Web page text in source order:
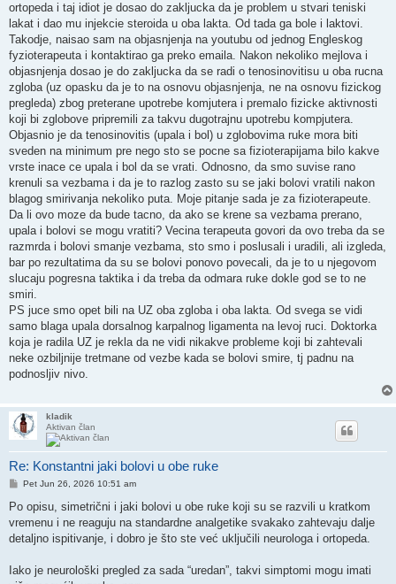
ortopeda i taj idiot je dosao do zakljucka da je problem u stvari teniski
lakat i dao mu injekcie steroida u oba lakta. Od tada ga bole i laktovi.
Takodje, naisao sam na objasnjenja na youtubu od jednog Engleskog
fyzioterapeuta i kontaktirao ga preko emaila. Nakon nekoliko mejlova i
objasnjenja dosao je do zakljucka da se radi o tenosinovitisu u oba rucna
zgloba (uz opasku da je to na osnovu objasnjenja, ne na osnovu fizickog
pregleda) zbog preterane upotrebe komjutera i premalo fizicke aktivnosti
koji bi zglobove pripremili za takvu dugotrajnu upotrebu kompjutera.
Objasnio je da tenosinovitis (upala i bol) u zglobovima ruke mora biti
sveden na minimum pre nego sto se pocne sa fizioterapijama bilo kakve
vrste inace ce upala i bol da se vrati. Odnosno, da smo suvise rano
krenuli sa vezbama i da je to razlog zasto su se jaki bolovi vratili nakon
blagog smirivanja nekoliko puta. Moje pitanje sada je za fizioterapeute.
Da li ovo moze da bude tacno, da ako se krene sa vezbama prerano,
upala i bolovi se mogu vratiti? Vecina terapeuta govori da ovo treba da se
razmrda i bolovi smanje vezbama, sto smo i poslusali i uradili, ali izgleda,
bar po rezultatima da su se bolovi ponovo povecali, da je to u njegovom
slucaju pogresna taktika i da treba da odmara ruke dokle god se to ne
smiri.
PS juce smo opet bili na UZ oba zgloba i oba lakta. Od svega se vidi
samo blaga upala dorsalnog karpalnog ligamenta na levoj ruci. Doktorka
koja je radila UZ je rekla da ne vidi nikakve probleme koji bi zahtevali
neke ozbiljnije tretmane od vezbe kada se bolovi smire, tj padnu na
podnosljiv nivo.
kladik
Aktivan član
Re: Konstantni jaki bolovi u obe ruke
Post
Pet Jun 26, 2026 10:51 am
Po opisu, simetrični i jaki bolovi u obe ruke koji su se razvili u kratkom
vremenu i ne reaguju na standardne analgetike svakako zahtevaju dalje
detaljno ispitivanje, i dobro je što ste već uključili neurologa i ortopeda.
Iako je neurološki pregled za sada “uredan”, takvi simptomi mogu imati